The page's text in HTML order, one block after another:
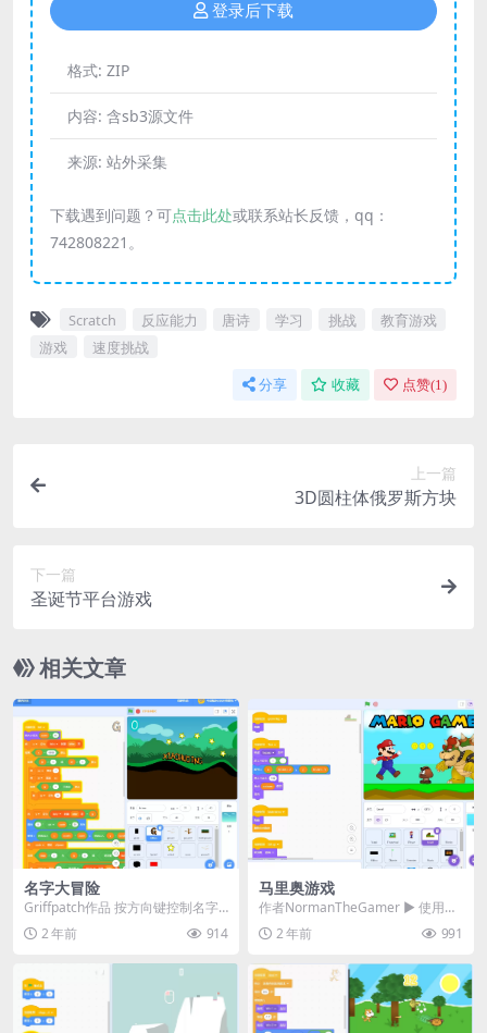
登录后下载
格式: ZIP
内容: 含sb3源文件
来源: 站外采集
下载遇到问题？可点击此处或联系站长反馈，qq：
742808221。
Scratch 反应能力 唐诗 学习 挑战
教育游戏
游戏
速度挑战
分享 收藏 点赞(1 )
上一篇
3D圆柱体俄罗斯方块
下一篇
圣诞节平台游戏
相关文章
名字大冒险
Griffpatch作品 按方向键控制名字
字母移动，目标是吃到更多的星
星，每吃到...
2 年前 914
马里奥游戏
作者NormanTheGamer ▶️ 使用W
ASD键、箭头键或手机上的操纵杆
来...2 年前 991